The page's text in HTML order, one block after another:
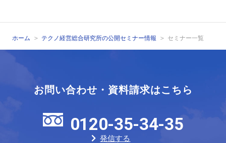
ホーム テクノ経営総合研究所の公開セミナー情報 セミナー一覧
お問い合わせ・資料請求はこちら
0120-35-34-35
発信する